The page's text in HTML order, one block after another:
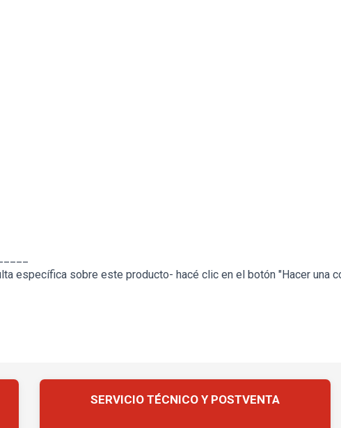
específica sobre este producto- hacé clic en el botón "Hacer una